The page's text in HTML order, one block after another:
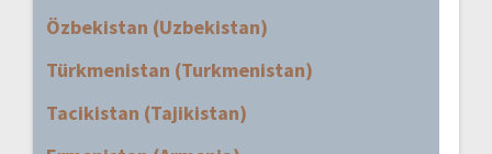
Özbekistan (Uzbekistan)
Türkmenistan (Turkmenistan)
Tacikistan (Tajikistan)